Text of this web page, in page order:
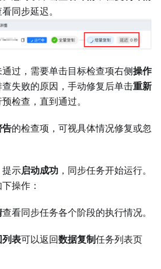
同步延迟。
过，需要单击目标检查项右侧操作
失败的原因，手动修复后单击重新
检查，直到通过。
告的检查项，可视具体情况修复或忽
示启动成功 ，同步任务开始运行。
操作：
查看同步任务各个阶段的执行情况。
表可以返回数据复制任务列表页